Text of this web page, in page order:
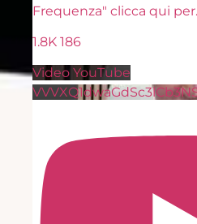
Frequenza" clicca qui per
1.8K 186
Video YouTube